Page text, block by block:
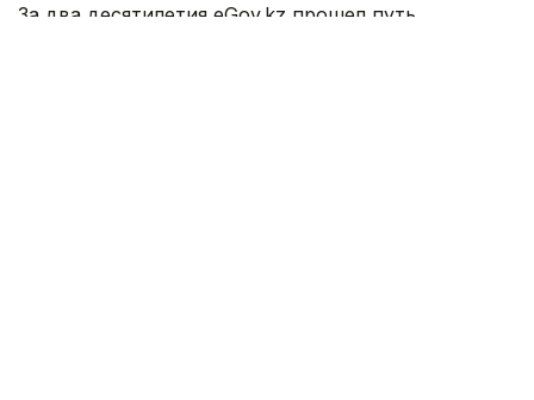
За два десятилетия eGov.kz прошел путь